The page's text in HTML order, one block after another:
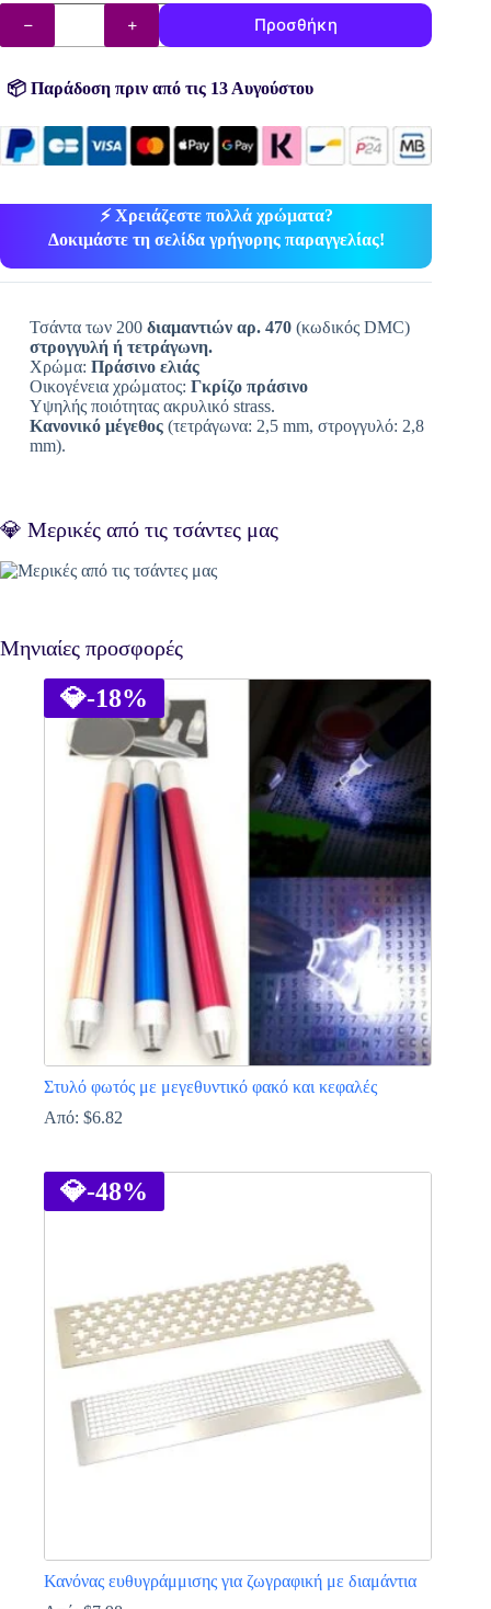
DMC
διαμάντια
(χάντρες)
470
Προσθήκη
📦 Παράδοση πριν από τις 13 Αυγούστου
⚡ Χρειάζεστε πολλά χρώματα?
Δοκιμάστε τη σελίδα γρήγορης παραγγελίας!
Τσάντα των 200 διαμαντιών αρ. 470(κωδικός DMC)
στρογγυλή ή τετράγωνη.
Χρώμα: Πράσινο ελιάς
Οικογένεια χρώματος: Γκρίζο πράσινο
Υψηλής ποιότητας ακρυλικό strass.
Κανονικό μέγεθος(τετράγωνα: 2,5 mm, στρογγυλό: 2,8
mm).
💎 Μερικές από τις τσάντες μας
Μηνιαίες προσφορές
💎-18%
Στυλό φωτός με μεγεθυντικό φακό και κεφαλές
Από: $6.82
το
προϊόν
έχει
μπορούν
να
επιλεγούν
στη
προϊόντος
💎-48%
Κανόνας ευθυγράμμισης για ζωγραφική με διαμάντια